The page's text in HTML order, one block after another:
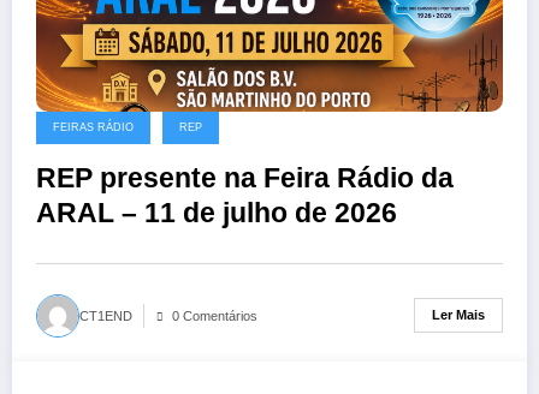
FEIRAS RÁDIO REP
REP presente na Feira Rádio da
ARAL – 11 de julho de 2026
CT1END 0 Comentários Ler Mais